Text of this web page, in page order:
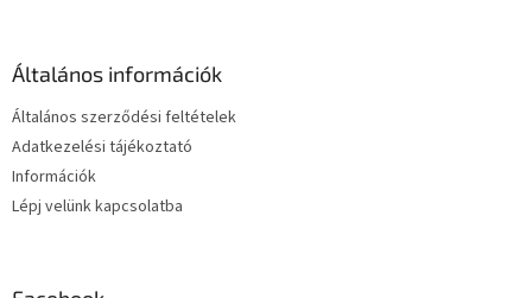
Általános információk
Általános szerződési feltételek
Adatkezelési tájékoztató
Információk
Lépj velünk kapcsolatba